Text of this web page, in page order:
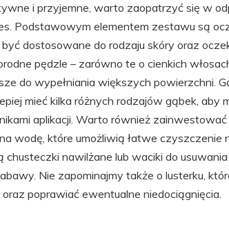
i przyjemne, warto zaopatrzyć się w
Podstawowym elementem zestawu są
dostosowane do rodzaju skóry oraz
pędzle – zarówno te o cienkich
do wypełniania większych powierzchni.
mieć kilka różnych rodzajów gąbek, aby
aplikacji. Warto również
wodę, które umożliwią łatwe czyszczenie
nawilżane lub waciki do
Nie zapominajmy także o lusterku,
poprawiać ewentualne niedociągnięcia.